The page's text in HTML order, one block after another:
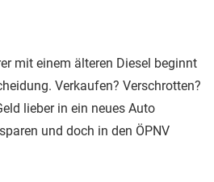
mit einem älteren Diesel beginnt
Verkaufen? Verschrotten?
lieber in ein neues Auto
und doch in den ÖPNV